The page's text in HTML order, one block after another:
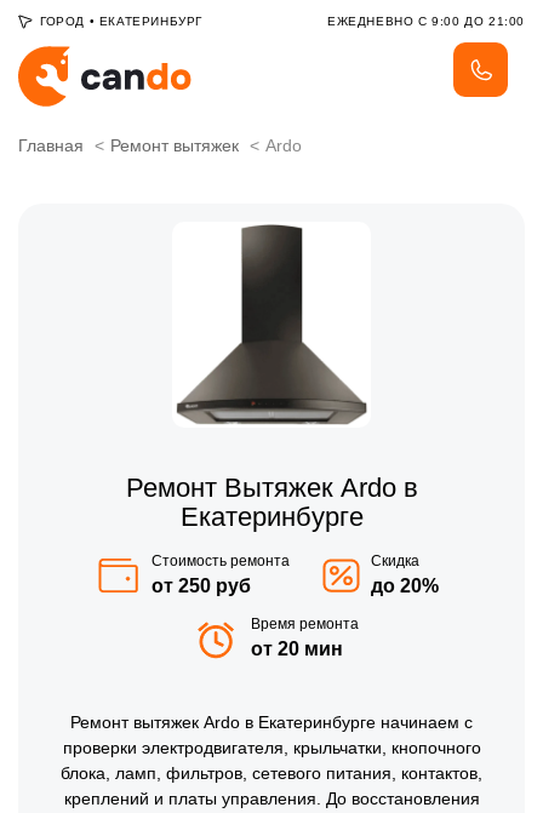
ГОРОД • ЕКАТЕРИНБУРГ ЕЖЕДНЕВНО С 9:00 ДО 21:00
Главная Ремонт вытяжек Ardo
Ремонт Вытяжек Ardo в
Екатеринбурге
Стоимость ремонта
от 250 руб
Скидка
до 20%
Время ремонта
от 20 мин
Ремонт вытяжек Ardo в Екатеринбурге начинаем с
проверки электродвигателя, крыльчатки, кнопочного
блока, ламп, фильтров, сетевого питания, контактов,
креплений и платы управления. До восстановления